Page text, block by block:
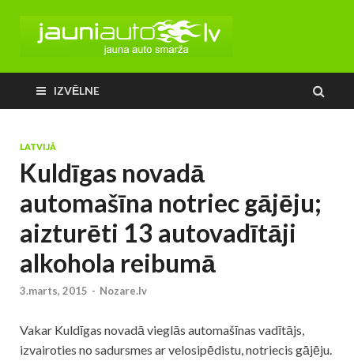
IZVĒLNE
LATVIJĀ
Kuldīgas novadā
automašīna notriec gājēju;
aizturēti 13 autovadītāji
alkohola reibumā
3.marts, 2015 - Nozare.lv
Vakar Kuldīgas novadā vieglās automašīnas vadītājs,
izvairoties no sadursmes ar velosipēdistu, notriecis gājēju.